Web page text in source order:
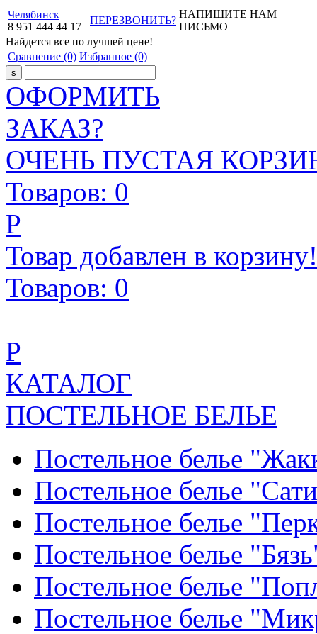
Челябинск
8 951 444 44 17
ПЕРЕЗВОНИТЬ?
НАПИШИТЕ НАМ
ПИСЬМО
Найдется все по лучшей цене!
Сравнение (0) Избранное (0)
ОФОРМИТЬ
ЗАКАЗ?
ОЧЕНЬ ПУСТАЯ
Товаров: 0
Р
Товар добавлен в корзину!
Товаров: 0
Р
КАТАЛОГ
ПОСТЕЛЬНОЕ БЕЛЬЕ
Постельное белье
Постельное белье
Постельное белье
Постельное белье
Постельное белье
Постельное белье